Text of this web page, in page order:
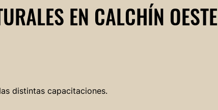
EN CALCHÍN OESTE
distintas capacitaciones.